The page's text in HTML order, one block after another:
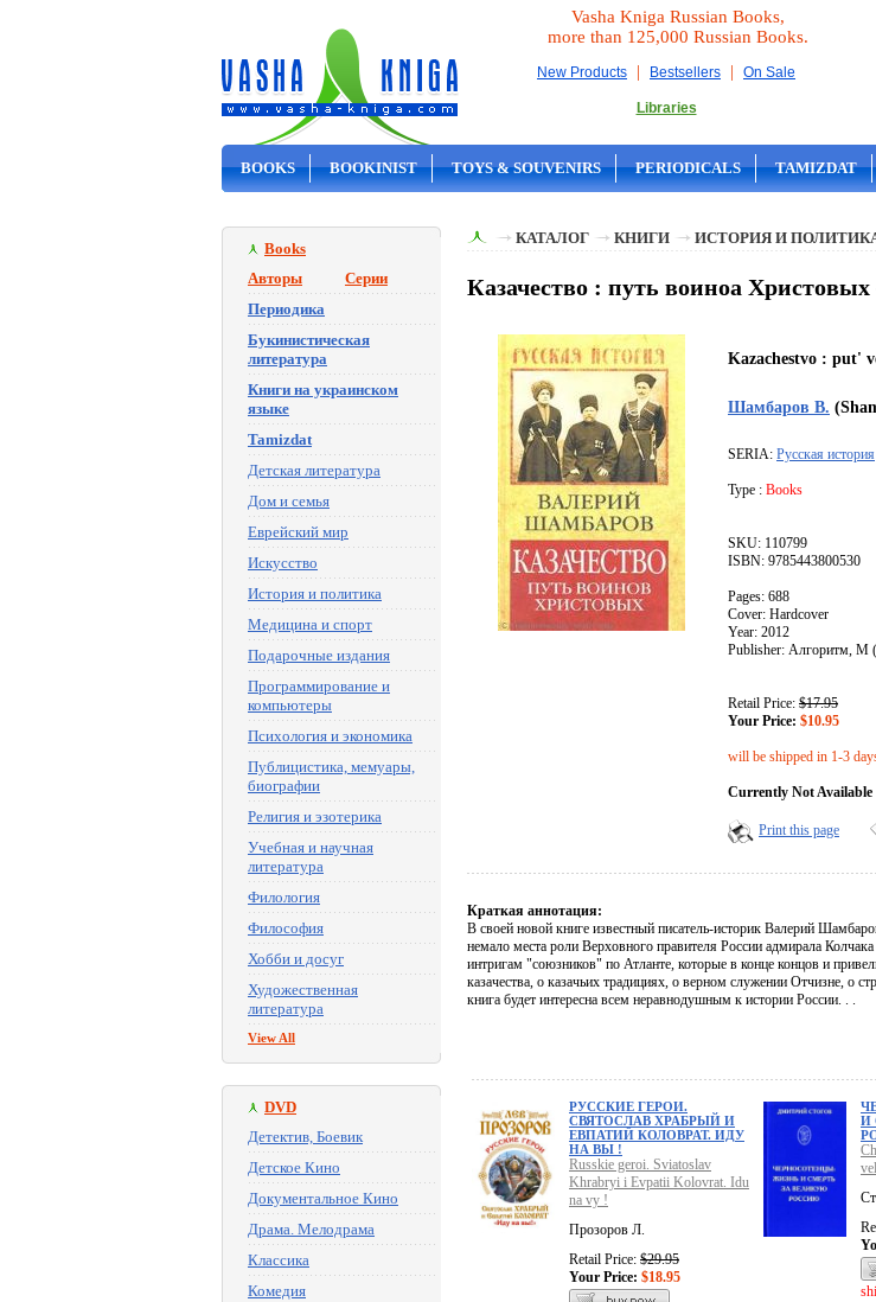
Vasha Kniga Russian Books,
more than 125,000 Russian Books.
New Products | Bestsellers | On Sale
Libraries
BOOKS BOOKINIST TOYS & SOUVENIRS PERIODICALS TAMIZDAT
Books
Авторы
Серии
Периодика
Букинистическая
литература
Книги на украинском
языке
Tamizdat
Детская литература
Дом и семья
Еврейский мир
Искусство
История и политика
Медицина и спорт
Подарочные издания
Программирование и
компьютеры
Психология и экономика
Публицистика, мемуары,
биографии
Религия и эзотерика
Учебная и научная
литература
Филология
Философия
Хобби и досуг
Художественная
литература
View All
DVD
Детектив, Боевик
Детское Кино
Документальное Кино
Драма. Мелодрама
Классика
Комедия
КАТАЛОГ КНИГИ ИСТОРИЯ И
Казачество : путь воиноа
Kazachestvo : put'
Шамбаров В.
SERIA: Русская история
Type : Books
SKU: 110799
ISBN: 9785443800530
Pages: 688
Cover: Hardcover
Year: 2012
Publisher: Алгоритм, М
Retail Price: $17.95
Your Price: $10.95
will be shipped in 1-3
Currently Not Available
Print this page
Краткая аннотация:
В своей новой книге известный писатель-историк Валерий
немало места роли Верховного правителя России адмирала
интригам "союзников" по Атланте, которые в конце концов и
казачества, о казачьих традициях, о верном служении Отчизне, о
книга будет интересна всем неравнодушным к истории России. . .
РУССКИЕ ГЕРОИ.
СВЯТОСЛАВ ХРАБРЫЙ И
ЕВПАТИЙ КОЛОВРАТ. ИДУ
НА ВЫ !
Russkie geroi. Sviatoslav
Khrabryi i Evpatii Kolovrat. Idu
na vy !
Прозоров Л.
Retail Price: $29.95
Your Price: $18.95
И